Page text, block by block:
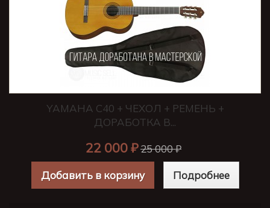
YAMAHA C40 + ЧЕХОЛ + РЕМЕНЬ +
ДОРАБОТКА В...
22 000 ₽25 000 ₽
Добавить в корзину Подробнее